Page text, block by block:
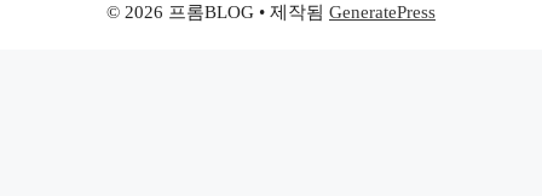
© 2026 프롬BLOG • 제작됨 GeneratePress